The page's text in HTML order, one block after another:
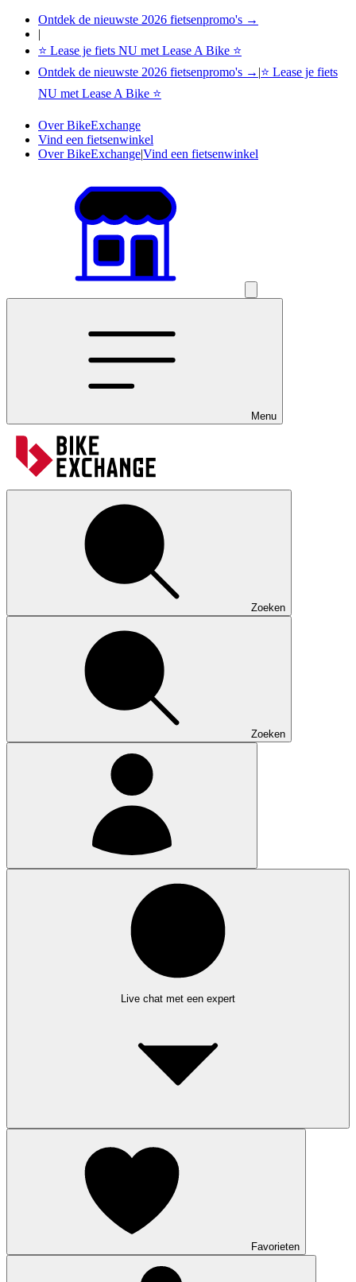
Ontdek de nieuwste 2026 fietsenpromo's →
|
⭐ Lease je fiets NU met Lease A Bike ⭐
Ontdek de nieuwste 2026 fietsenpromo's → |⭐ Lease je fiets
NU met Lease A Bike ⭐
Over BikeExchange
Vind een fietsenwinkel
Over BikeExchange|Vind een fietsenwinkel
Menu
Zoeken
Zoeken
Live chat met een expert
Favorieten